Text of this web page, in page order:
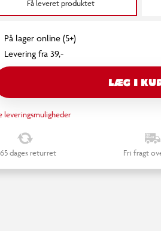
Få leveret produktet
På lager online (5+)
Levering fra 39,-
LÆG I
leveringsmuligheder
dages returret Fri fragt